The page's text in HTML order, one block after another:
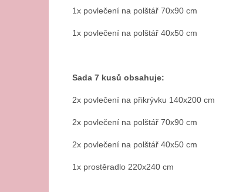
1x povlečení na polštář 70x90 cm
1x povlečení na polštář 40x50 cm
Sada 7 kusů obsahuje:
2x povlečení na přikrývku 140x200 cm
2x povlečení na polštář 70x90 cm
2x povlečení na polštář 40x50 cm
1x prostěradlo 220x240 cm